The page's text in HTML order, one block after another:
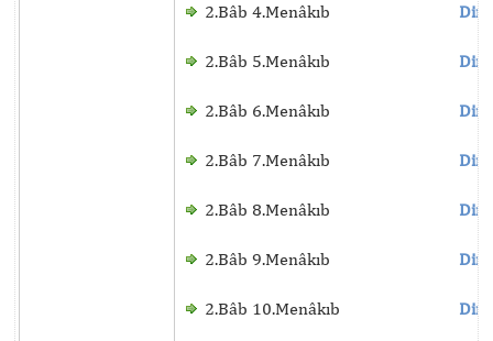
2.Bâb 4.Menâkıb
2.Bâb 5.Menâkıb
2.Bâb 6.Menâkıb
2.Bâb 7.Menâkıb
2.Bâb 8.Menâkıb
2.Bâb 9.Menâkıb
2.Bâb 10.Menâkıb